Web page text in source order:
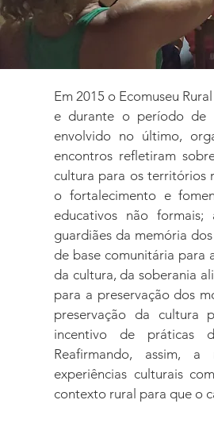
Em 2015 o Ecomuseu
e durante o período de
envolvido no último,
encontros refletiram
cultura para os territórios
o fortalecimento e
educativos não
guardiães da memória
de base comunitária para
da cultura, da soberania
para a preservação dos
preservação da
incentivo de práticas
Reafirmando, assim,
experiências culturais
contexto rural para que o